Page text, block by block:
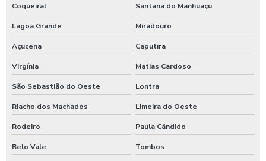
Coqueiral Santana do Manhuaçu
Lagoa Grande Miradouro
Açucena Caputira
Virgínia Matias Cardoso
São Sebastião do Oeste Lontra
Riacho dos Machados Limeira do Oeste
Rodeiro Paula Cândido
Belo Vale Tombos